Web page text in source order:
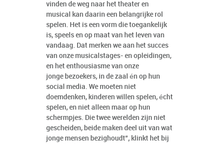
vinden de weg naar het theater en
musical kan daarin een belangrijke rol
spelen. Het is een vorm die toegankelijk
is, speels en op maat van het leven van
vandaag. Dat merken we aan het succes
van onze musicalstages- en opleidingen,
en het enthousiasme van onze
jonge bezoekers, in de zaal én op hun
social media. We moeten niet
doemdenken, kinderen willen spelen, écht
spelen, en niet alleen maar op hun
schermpjes. Die twee werelden zijn niet
gescheiden, beide maken deel uit van wat
jonge mensen bezighoudt”, klinkt het bij